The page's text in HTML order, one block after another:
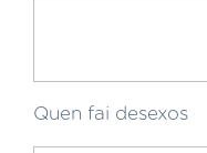
Quen fai desexos